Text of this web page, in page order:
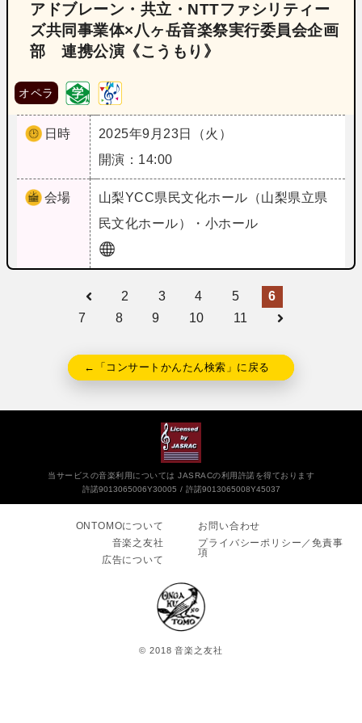
アドブレーン・共立・NTTファシリティー
ズ共同事業体×八ヶ岳音楽祭実行委員会企画
部 連携公演《こうもり》
オペラ
日時
2025年9月23日（火）
開演：14:00
会場 山梨YCC県民文化ホール（山梨県立県
民文化ホール）・小ホール
2 3 4 5
6
7
8 9 10 11
←「コンサートかんたん検索」に戻る
当サービスの音楽利用については JASRACの利用許諾を得ております
許諾9013065006Y30005
許諾9013065008Y45037
ONTOMOについて
音楽之友社
広告について
お問い合わせ
プライバシーポリシー／免責事
項
© 2018 音楽之友社